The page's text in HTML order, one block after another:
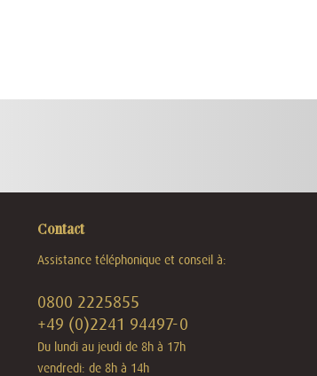
Contact
Assistance téléphonique et conseil à:
0800 2225855
+49 (0)2241 94497-0
Du lundi au jeudi de 8h à 17h
vendredi: de 8h à 14h